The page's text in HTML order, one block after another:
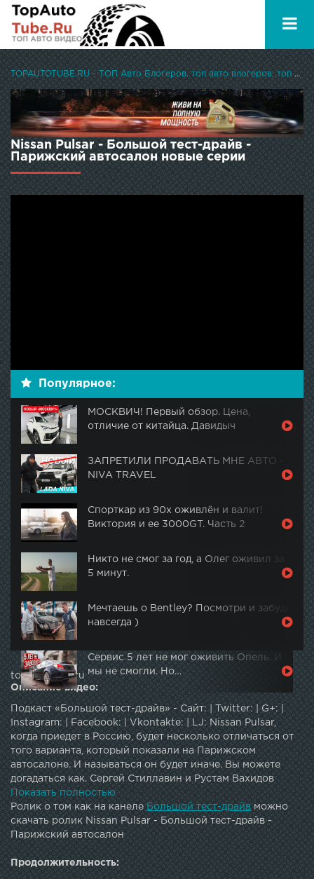
TOPAUTOTUBE.RU - ТОП Авто Блогеров, топ авто влогеров, топ авто ютуберов
Nissan Pulsar - Большой тест-драйв -
Парижский автосалон новые серии
Популярное:
МОСКВИЧ! Первый обзор. Цена,
отличие от китайца. Давидыч
ЗАПРЕТИЛИ ПРОДАВАТЬ МНЕ АВТО -
NIVA TRAVEL
Спорткар из 90х оживлён и валит!
Виктория и ее 3000GT. Часть 2
Никто не смог за год, а Олег оживил за
5 минут.
Мечтаешь о Bentley? Посмотри и забудь
навсегда )
Сервис 5 лет не мог оживить Опель. И
мы не смогли. Но…
topautotube.ru
Описание видео:
Подкаст «Большой тест-драйв» - Сайт: | Twitter: | G+: |
Instagram: | Facebook: | Vkontakte: | LJ: Nissan Pulsar,
когда приедет в Россию, будет несколько отличаться от
того варианта, который показали на Парижском
автосалоне. И называться он будет иначе. Вы можете
догадаться как. Сергей Стиллавин и Рустам Вахидов
посмотрели и пощупали Nissan Pulsar europa
edition.JOIN QUIZGROUP PARTNER PROGRAM:
Показать полностью
Ролик о том как на канеле Большой тест-драйв можно
скачать ролик Nissan Pulsar - Большой тест-драйв -
Парижский автосалон
Продолжительность: